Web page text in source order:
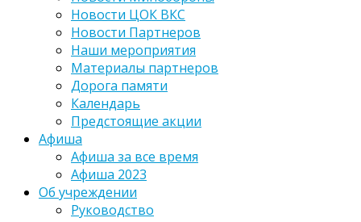
Новости ЦОК ВКС
Новости Партнеров
Наши мероприятия
Материалы партнеров
Дорога памяти
Календарь
Предстоящие акции
Афиша
Афиша за все время
Афиша 2023
Об учреждении
Руководство